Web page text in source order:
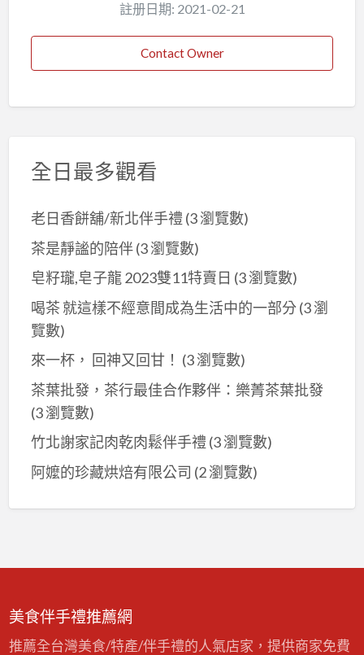
註册日期: 2021-02-21
Contact Owner
全日最多觀看
老日香餅舖/新北伴手禮 (3 瀏覽數)
茶是靜謐的陪伴(3 瀏覽數)
皂籽瓏,皂子龍 2023雙11特賣日 (3 瀏覽數)
喝茶 就這樣不經意間成為生活中的一部分 (3 瀏
覽數)
來一杯， 回神又回甘！ (3 瀏覽數)
茶葉批發，茶行最佳合作夥伴：樂菁茶葉批發
(3 瀏覽數)
竹北謝家記肉乾肉鬆伴手禮 (3 瀏覽數)
阿嬤的珍藏烘焙有限公司 (2 瀏覽數)
美食伴手禮推薦網
推薦全台灣美食/特產/伴手禮的人氣店家，提供商家免費